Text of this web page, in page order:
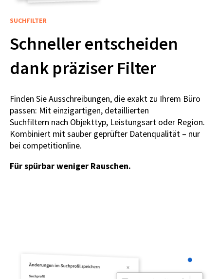
SUCHFILTER
Schneller entscheiden
dank präziser Filter
Finden Sie Ausschreibungen, die exakt zu Ihrem Büro
passen: Mit einzigartigen, detaillierten
Suchfiltern nach Objekttyp, Leistungsart oder Region.
Kombiniert mit sauber geprüfter Datenqualität – nur
bei competitionline.
Für spürbar weniger Rauschen.